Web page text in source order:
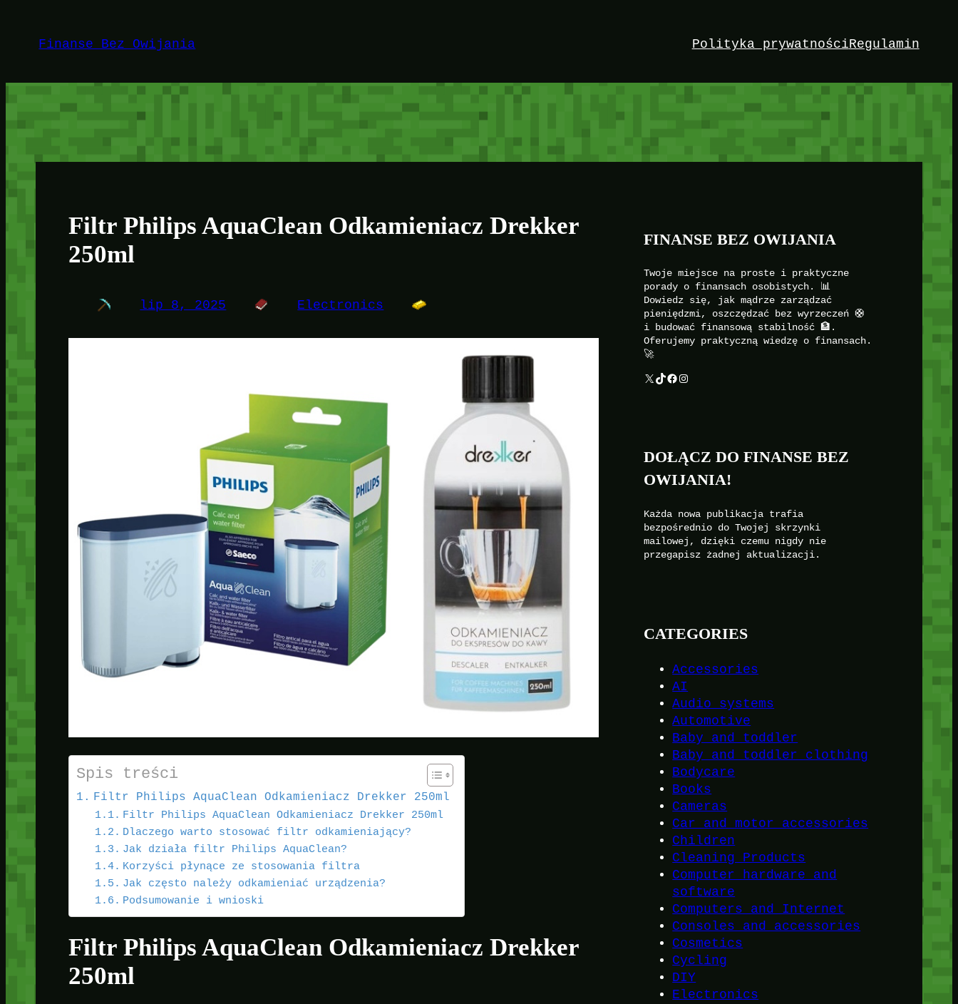
treściFinanse Bez Owijania Polityka prywatnościRegulamin
Filtr Philips AquaClean Odkamieniacz Drekker
250ml
lip 8, 2025 Electronics
Spis treści
Filtr Philips AquaClean Odkamieniacz Drekker 250ml
Filtr Philips AquaClean Odkamieniacz Drekker 250ml
Dlaczego warto stosować filtr odkamieniający?
Jak działa filtr Philips AquaClean?
Korzyści płynące ze stosowania filtra
Jak często należy odkamieniać urządzenia?
Podsumowanie i wnioski
Filtr Philips AquaClean Odkamieniacz Drekker
250ml
FINANSE BEZ OWIJANIA
Twoje miejsce na proste i praktyczne
porady o finansach osobistych. 📊
Dowiedz się, jak mądrze zarządzać
pieniędzmi, oszczędzać bez wyrzeczeń 🛟
i budować finansową stabilność 🏦.
Oferujemy praktyczną wiedzę o finansach.
🚀
X TikTok Facebook Instagram
DOŁĄCZ DO FINANSE BEZ
OWIJANIA!
Każda nowa publikacja trafia
bezpośrednio do Twojej skrzynki
mailowej, dzięki czemu nigdy nie
przegapisz żadnej aktualizacji.
CATEGORIES
Accessories
AI
Audio systems
Automotive
Baby and toddler
Baby and toddler clothing
Bodycare
Books
Cameras
Car and motor accessories
Children
Cleaning Products
Computer hardware and
software
Computers and Internet
Consoles and accessories
Cosmetics
Cycling
DIY
Electronics